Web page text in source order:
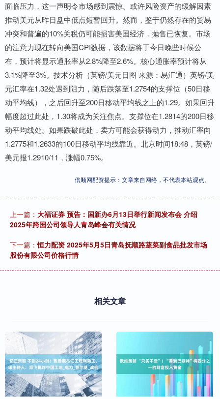
面临压力，这一声明令市场感到震惊。或许风险资产的缓解因素
推动美元从昨日盘中低点短暂回升。然而，鉴于仍然存在的贸易
冲突和普遍的10%关税仍可能损害美国经济，抛售已恢复。市场
的注意力现在转向美国CPI数据，该数据将于今日晚些时候公
布，预计将显示通胀率从2.8%降至2.6%。核心通胀率预计将从
3.1%降至3%。技术分析（英镑/美元日图 来源：易汇通）英镑/美
元汇率在1.32处遇到阻力，随后跌落至1.2754的支撑位（50日移
动平均线），之后回升至200日移动平均线之上的1.29。如果回升
幅度超过此处，1.30将成为关注焦点。支撑位在1.2814的200日移
动平均线处。如果跌破此处，卖方可能会获得动力，推动汇率向
1.2775和1.2633的100日移动平均线靠近。北京时间18:48，英镑/
美元报1.2910/11，涨幅0.75%。
倍顺网配资提示：文章来自网络，不代表本站观点。
上一篇： 大福证券 预告：国新办6月13日举行新闻发布会 介绍
2025年跨国公司领导人青岛峰会有关情况
下一篇：恒力配资 2025年5月5日青岛抚顺路蔬菜副食品批发市场
股份有限公司价格行情
相关文章